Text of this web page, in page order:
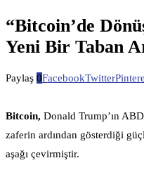
“Bitcoin’de
Yeni Bir Taban
Paylaş 0FacebookTwitter
Bitcoin, Donald Trump’ın
zaferin ardından gösterdiği
aşağı çevirmiştir.